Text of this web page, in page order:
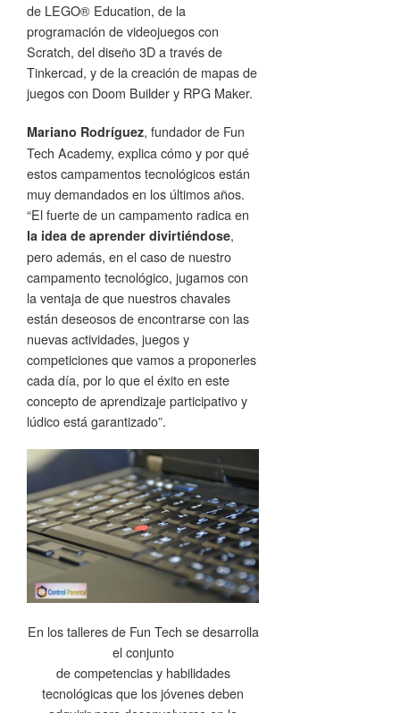
de LEGO® Education, de la
programación de videojuegos con
Scratch, del diseño 3D a través de
Tinkercad, y de la creación de mapas de
juegos con Doom Builder y RPG Maker.
Mariano Rodríguez, fundador de Fun
Tech Academy, explica cómo y por qué
estos campamentos tecnológicos están
muy demandados en los últimos años.
“El fuerte de un campamento radica en
la idea de aprender divirtiéndose,
pero además, en el caso de nuestro
campamento tecnológico, jugamos con
la ventaja de que nuestros chavales
están deseosos de encontrarse con las
nuevas actividades, juegos y
competiciones que vamos a proponerles
cada día, por lo que el éxito en este
concepto de aprendizaje participativo y
lúdico está garantizado”.
En los talleres de Fun Tech se desarrolla
el conjunto
de competencias y habilidades
tecnológicas que los jóvenes deben